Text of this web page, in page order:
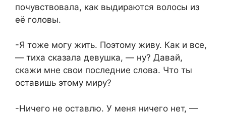
почувствовала, как выдираются волосы из
её головы.
-Я тоже могу жить. Поэтому живу. Как и все,
— тиха сказала девушка, — ну? Давай,
скажи мне свои последние слова. Что ты
оставишь этому миру?
-Ничего не оставлю. У меня ничего нет, —